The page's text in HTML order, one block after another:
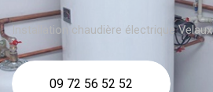
Installation chaudière électrique Velaux
09 72 56 52 52